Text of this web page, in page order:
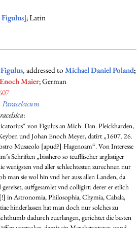
Figulus]; Latin
, addressed toMichael Daniel Poland;
Maier; German
:
von Figulus an Mich. Dan. Pleickharden,
und Johan Enoch Meyer, datirt „1607. 26.
Musaeolo [apud?] Hagenoam“. Von Interesse
Schriften „bisshero so teufflischer arglistiger
wenigsten vnd aller schlechtesten zurechnen nur
man sie wol hin vnd her auss allen Landen, da
gereiset, auffgesamlet vnd colligirt: derer er etlich
in Astronomia, Philosophia, Chymia, Cabala,
hinderlassen hat man doch nur solches zu
dadurch zuerlangen, gerichtet die besten